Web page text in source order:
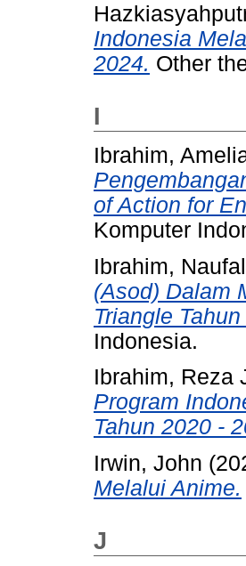
Indonesia
2024. Other
I
Ibrahim,
of Action for
Komputer
Ibrahim, Naufal
(Asod) Dalam
Triangle
Indonesia.
Ibrahim, Reza
Program
Tahun 2020 -
Irwin, John
Melalui Anime.
J